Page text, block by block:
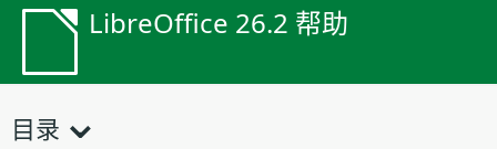
LibreOffice 26.2 帮助
目录